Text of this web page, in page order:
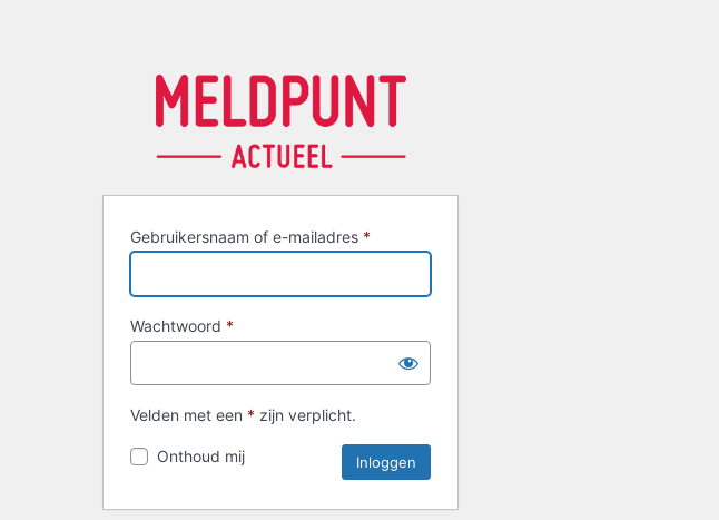
Gebruikersnaam of e-mailadres *
Wachtwoord *
Velden met een * zijn verplicht.
Onthoud mij